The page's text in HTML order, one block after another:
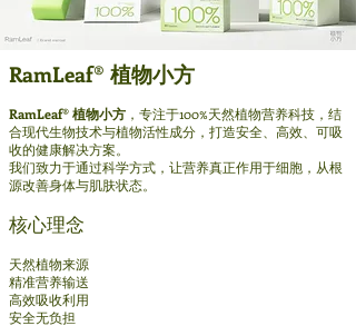
RamLeaf® 植物小方
RamLeaf® 植物小方 ，专注于100%天然植物营养科技，结
合现代生物技术与植物活性成分，打造安全、高效、可吸
收的健康解决方案。
我们致力于通过科学方式，让营养真正作用于细胞，从根
源改善身体与肌肤状态。
核心理念
天然植物来源
精准营养输送
高效吸收利用
安全无负担